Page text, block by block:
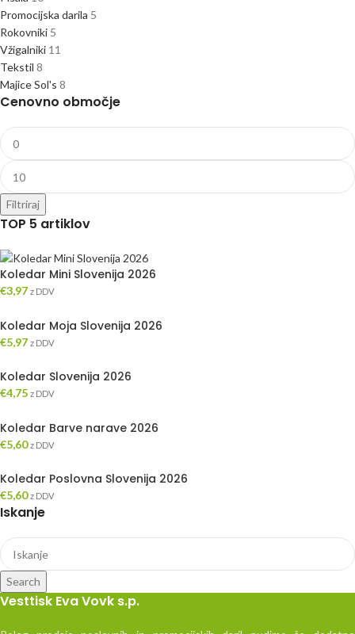
Promocijska darila 5
Rokovniki 5
Vžigalniki 11
Tekstil 8
Majice Sol's 8
Cenovno območje
Filtriraj
TOP 5 artiklov
Koledar Mini Slovenija 2026
€3,97 z DDV
Koledar Moja Slovenija 2026
€5,97 z DDV
Koledar Slovenija 2026
€4,75 z DDV
Koledar Barve narave 2026
€5,60 z DDV
Koledar Poslovna Slovenija 2026
€5,60 z DDV
Iskanje
Search
Vesttisk Eva Vovk s.p.